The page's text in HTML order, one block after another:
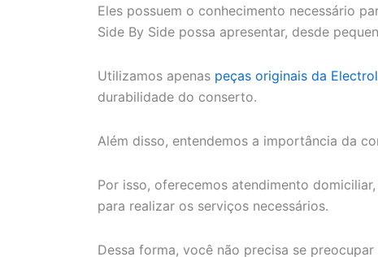
Eles possuem o conhecimento necessário
Side By Side possa apresentar, desde
Utilizamos apenas peças originais da
durabilidade do conserto.
Além disso, entendemos a importância da
Por isso, oferecemos atendimento
para realizar os serviços necessários.
Dessa forma, você não precisa se